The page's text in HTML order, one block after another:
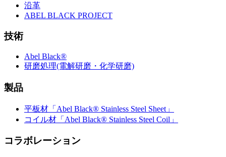
沿革
ABEL BLACK PROJECT
技術
Abel Black®
研磨処理(電解研磨・化学研磨)
製品
平板材「Abel Black® Stainless Steel Sheet」
コイル材「Abel Black® Stainless Steel Coil」
コラボレーション